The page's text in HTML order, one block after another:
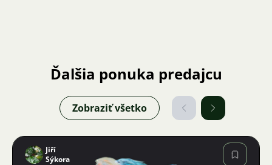
Ďalšia ponuka predajcu
Zobraziť všetko
Jiří
Sýkora